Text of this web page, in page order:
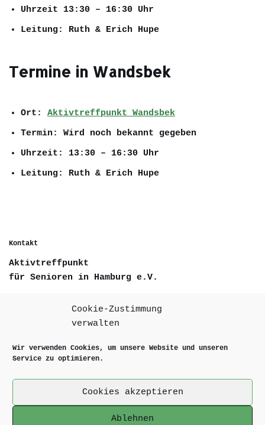
Cookie-Zustimmung
verwalten
Wir verwenden Cookies, um unsere Website und unseren
Service zu optimieren.
Cookies akzeptieren
Ablehnen
Uhrzeit 13:30 – 16:30 Uhr
Leitung:
Ruth & Erich Hupe
Termine in Wandsbek
Ort:
Aktivtreffpunkt Wandsbek
Termin:
Wird noch bekannt gegeben
Uhrzeit:
13:30 – 16:30 Uhr
Leitung:
Ruth & Erich Hupe
Kontakt
Aktivtreffpunkt
für Senioren in Hamburg e.V.
Deelwisch 17
D-22529 Hamburg
Telefon +49 40 84308055
Email info@aktivtreffpunkt.de
Internet www.aktivtreffpunkt.de